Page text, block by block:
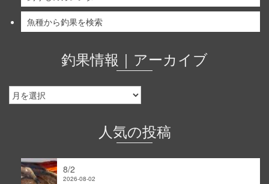
魚種から釣果を検索
釣果情報｜アーカイブ
釣
果
人気の投稿
8/2
2026-08-02